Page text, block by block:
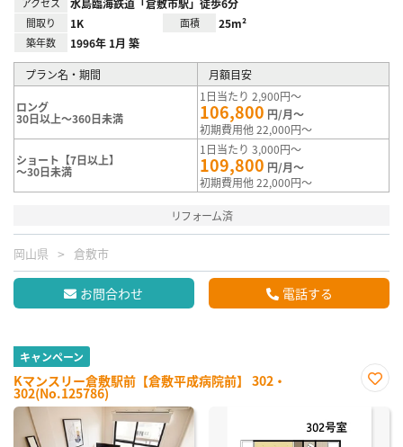
間取り 1K 面積 25m²
築年数 1996年 1月 築
プラン名・期間 月額目安
ロング
30日以上～360日未満
1日当たり 2,900円～
106,800 円/月～
初期費用他 22,000円～
ショート【7日以上】
～30日未満
1日当たり 3,000円～
109,800 円/月～
初期費用他 22,000円～
リフォーム済
岡山県 倉敷市
お問合わせ 電話する
キャンペーン
Kマンスリー倉敷駅前【倉敷平成病院前】 302・
302(No.125786)
に入